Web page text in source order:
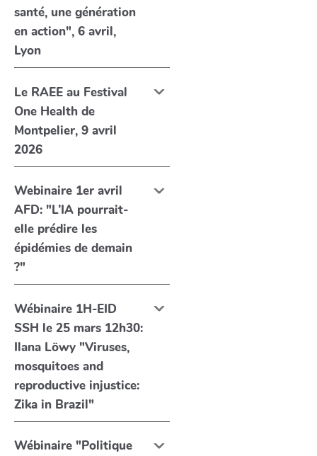
santé, une génération
en action", 6 avril,
Lyon
Le RAEE au Festival
One Health de
Montpelier, 9 avril
2026
Webinaire 1er avril
AFD: "L’IA pourrait-
elle prédire les
épidémies de demain
?"
Wébinaire 1H-EID
SSH le 25 mars 12h30:
Ilana Löwy "Viruses,
mosquitoes and
reproductive injustice:
Zika in Brazil"
Wébinaire "Politique